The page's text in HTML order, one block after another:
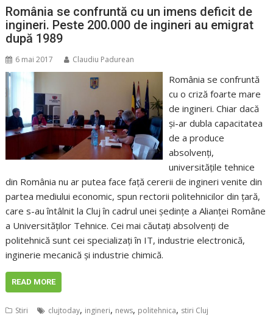
România se confruntă cu un imens deficit de
ingineri. Peste 200.000 de ingineri au emigrat
după 1989
6 mai 2017 Claudiu Padurean
România se confruntă
cu o criză foarte mare
de ingineri. Chiar dacă
şi-ar dubla capacitatea
de a produce
absolvenţi,
universităţile tehnice
din România nu ar putea face faţă cererii de ingineri venite din
partea mediului economic, spun rectorii politehnicilor din ţară,
care s-au întâlnit la Cluj în cadrul unei şedinţe a Alianţei Române
a Universităţilor Tehnice. Cei mai căutaţi absolvenţi de
politehnică sunt cei specializaţi în IT, industrie electronică,
inginerie mecanică şi industrie chimică.
READ MORE
Stiri clujtoday, ingineri, news, politehnica, stiri Cluj